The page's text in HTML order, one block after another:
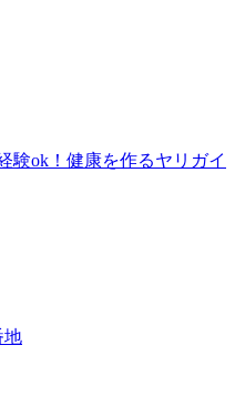
験ok！健康を作るヤリガイ
地